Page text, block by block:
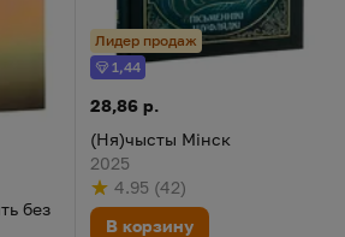
бояться быть без других
без
Лидер продаж
Бонус
1,44
(Ня)чысты Мінск
Цена:
28,86 р.
(Ня)чысты Мінск
2025
Рейтинг
4.95
из 5 (
по результату
42
голосов
)
В корзину